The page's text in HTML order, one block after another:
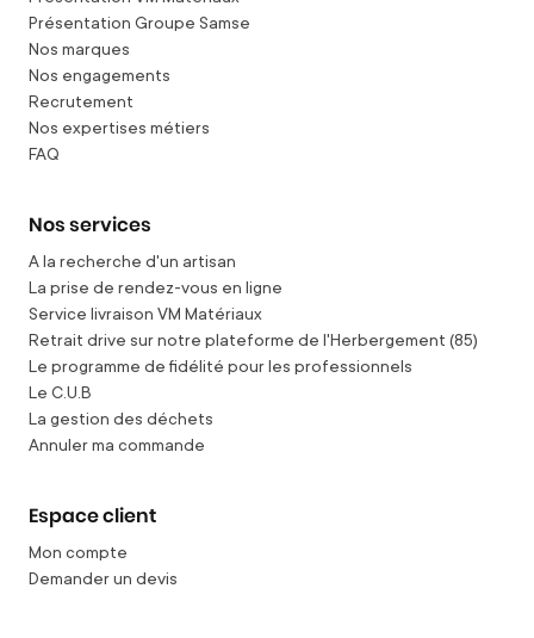
Présentation Groupe Samse
Nos marques
Nos engagements
Recrutement
Nos expertises métiers
FAQ
Nos services
A la recherche d'un artisan
La prise de rendez-vous en ligne
Service livraison VM Matériaux
Retrait drive sur notre plateforme de l'Herbergement (85)
Le programme de fidélité pour les professionnels
Le C.U.B
La gestion des déchets
Annuler ma commande
Espace client
Mon compte
Demander un devis